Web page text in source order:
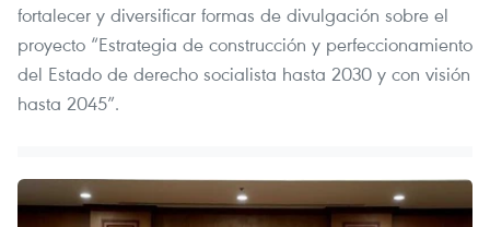
fortalecer y diversificar formas de divulgación sobre el
proyecto “Estrategia de construcción y perfeccionamiento
del Estado de derecho socialista hasta 2030 y con visión
hasta 2045”.